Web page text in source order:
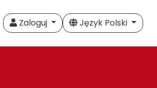
Zaloguj Język Polski